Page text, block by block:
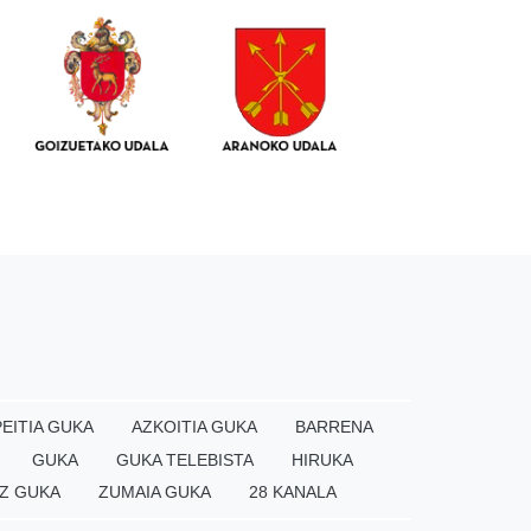
GUKA AZKOITIA GUKA
BARRENA
GUKA GUKA TELEBISTA
HIRUKA
GUKA ZUMAIA GUKA 28 KANALA